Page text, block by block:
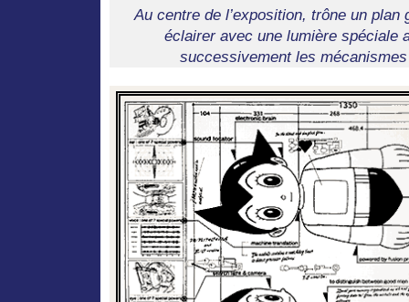
Au centre de l’exposition, trône un plan
éclairer avec une lumière spéciale
successivement les